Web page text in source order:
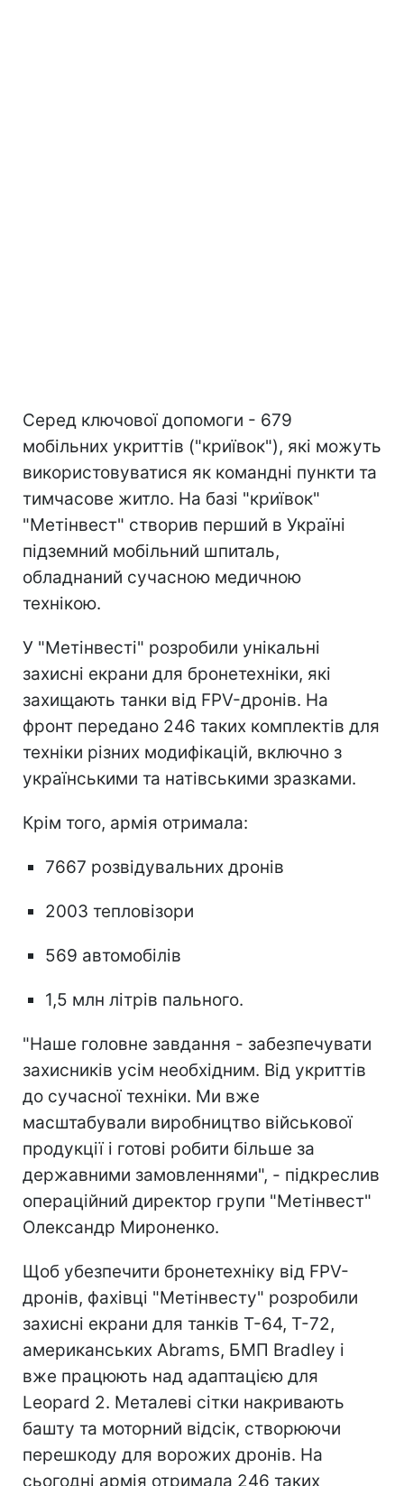
Серед ключової допомоги - 679
мобільних укриттів ("криївок"), які можуть
використовуватися як командні пункти та
тимчасове житло. На базі "криївок"
"Метінвест" створив перший в Україні
підземний мобільний шпиталь,
обладнаний сучасною медичною
технікою.
У "Метінвесті" розробили унікальні
захисні екрани для бронетехніки, які
захищають танки від FPV-дронів. На
фронт передано 246 таких комплектів для
техніки різних модифікацій, включно з
українськими та натівськими зразками.
Крім того, армія отримала:
7667 розвідувальних дронів
2003 тепловізори
569 автомобілів
1,5 млн літрів пального.
"Наше головне завдання - забезпечувати
захисників усім необхідним. Від укриттів
до сучасної техніки. Ми вже
масштабували виробництво військової
продукції і готові робити більше за
державними замовленнями", - підкреслив
операційний директор групи "Метінвест"
Олександр Мироненко.
Щоб убезпечити бронетехніку від FPV-
дронів, фахівці "Метінвесту" розробили
захисні екрани для танків Т-64, Т-72,
американських Abrams, БМП Bradley і
вже працюють над адаптацією для
Leopard 2. Металеві сітки накривають
башту та моторний відсік, створюючи
перешкоду для ворожих дронів. На
сьогодні армія отримала 246 таких